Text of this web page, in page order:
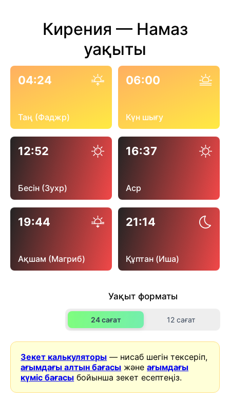
Кирения — Намаз
уақыты
04:24
Таң (Фаджр)
06:00
Күн шығу
12:52
Бесін (Зухр)
16:37
Аср
19:44
Ақшам (Магриб)
21:14
Құптан (Иша)
Уақыт форматы
24 сағат 12 сағат
Зекет калькуляторы — нисаб шегін тексеріп,
ағымдағы алтын бағасы жәнеағымдағы
күміс бағасы бойынша зекет есептеңіз.